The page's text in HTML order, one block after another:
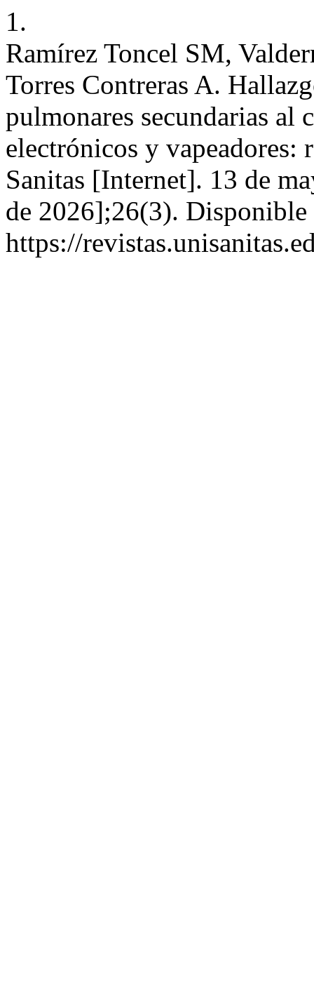
1.
Ramírez Toncel SM,
Torres Contreras A.
pulmonares secundarias al
electrónicos y vapeadores:
Sanitas [Internet]. 13 de
de 2026];26(3). Disponible
https://